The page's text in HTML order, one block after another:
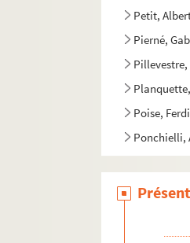
Petit,
Pierné,
Pillevestre,
Poise,
Ponchielli,
Pons,
Potier,
Pouget,